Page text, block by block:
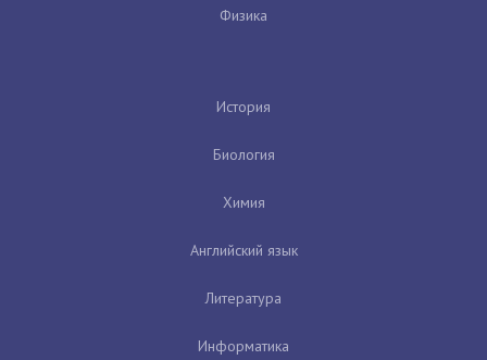
Физика
История
Биология
Химия
Английский язык
Литература
Информатика